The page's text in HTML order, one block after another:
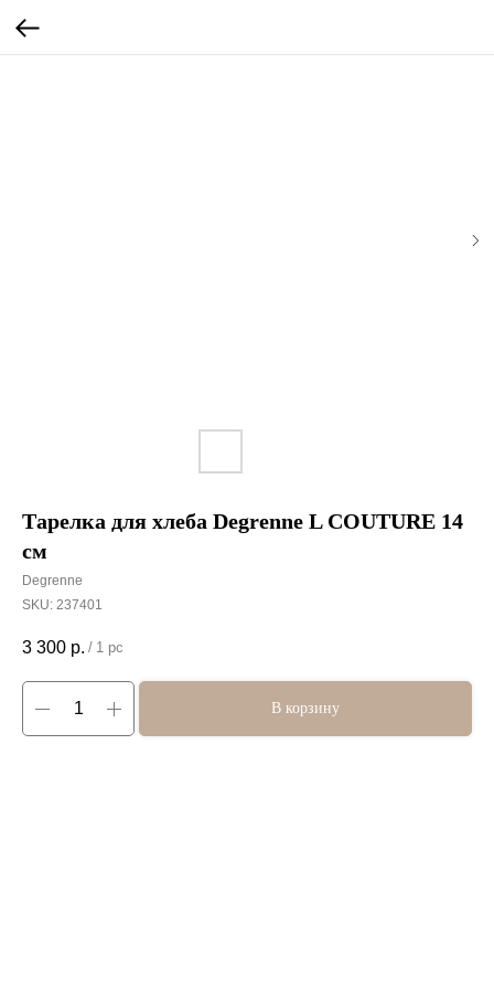
Тарелка для хлеба Degrenne L COUTURE 14
см
Degrenne
SKU: 237401
3 300 р. / 1 pc
В корзину